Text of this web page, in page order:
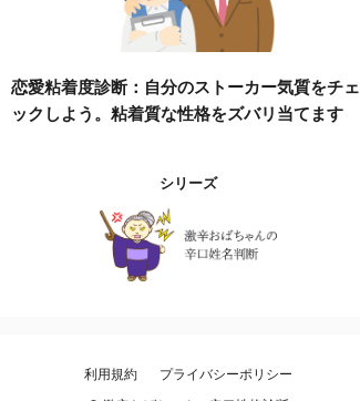
恋愛粘着度診断：自分のストーカー気質をチェ
ックしよう。粘着質な性格をズバリ当てます
シリーズ
利用規約
プライバシーポリシー